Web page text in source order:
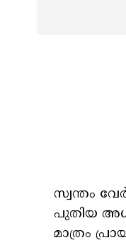
സ്വന്തം
പുതിയ
മാത്രം